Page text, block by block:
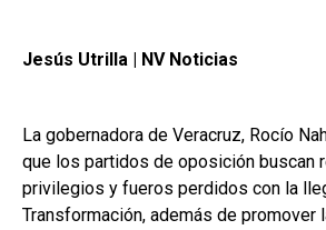
Jesús Utrilla | NV Noticias
La gobernadora de Veracruz, Rocío
que los partidos de oposición buscan
privilegios y fueros perdidos con la
Transformación, además de promover